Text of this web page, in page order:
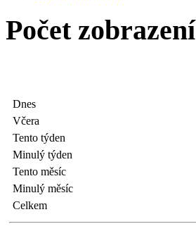
Počet zobrazení
Dnes
Včera
Tento týden
Minulý týden
Tento měsíc
Minulý měsíc
Celkem